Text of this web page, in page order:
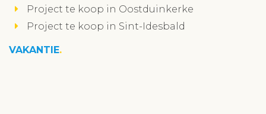
Project te koop in Oostduinkerke
Project te koop in Sint-Idesbald
VAKANTIE